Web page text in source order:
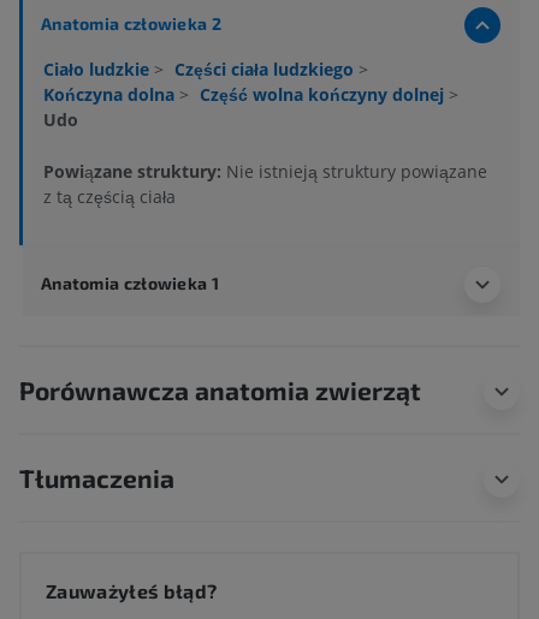
Anatomia człowieka 2
Ciało ludzkie > Części ciała ludzkiego >
Kończyna dolna > Część wolna kończyny dolnej >
Udo
Powiązane struktury: Nie istnieją struktury powiązane
z tą częścią ciała
Anatomia człowieka 1
Porównawcza anatomia zwierząt
Tłumaczenia
Zauważyłeś błąd?